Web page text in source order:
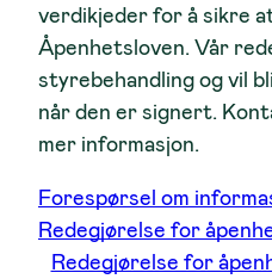
verdikjeder for å sikre
Åpenhetsloven. Vår
styrebehandling og vil
når den er signert.
mer informasjon.
Forespørsel om
Redegjørelse for
Redegjørelse for